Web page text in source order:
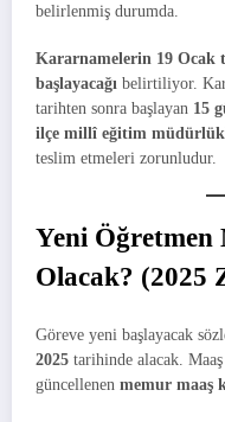
belirlenmiş durumda.
Kararnamelerin 19 Ocak
başlayacağı belirtiliyor.
tarihten sonra başlayan 15
ilçe millî eğitim
teslim etmeleri zorunludur.
Yeni Öğretmen
Olacak? (2025
Göreve yeni başlayacak
2025 tarihinde alacak.
güncellenen memur maaş